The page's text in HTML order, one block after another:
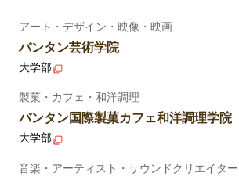
アート・デザイン・映像・映画
バンタン芸術学院
大学部
製菓・カフェ・和洋調理
バンタン国際製菓カフェ和洋調理学院
大学部
音楽・アーティスト・サウンドクリエイター